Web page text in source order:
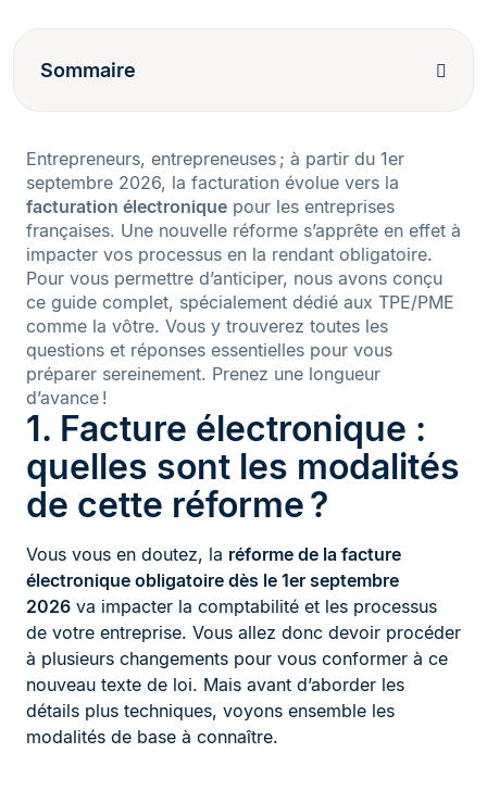
Sommaire
Entrepreneurs, entrepreneuses ; à partir du 1er
septembre 2026, la facturation évolue vers la
facturation électronique pour les entreprises
françaises. Une nouvelle réforme s’apprête en effet à
impacter vos processus en la rendant obligatoire.
Pour vous permettre d’anticiper, nous avons conçu
ce guide complet, spécialement dédié aux TPE/PME
comme la vôtre. Vous y trouverez toutes les
questions et réponses essentielles pour vous
préparer sereinement. Prenez une longueur
d’avance !
1. Facture électronique :
quelles sont les modalités
de cette réforme ?
Vous vous en doutez, la réforme de la facture
électronique obligatoire dès le 1er septembre
2026 va impacter la comptabilité et les processus
de votre entreprise. Vous allez donc devoir procéder
à plusieurs changements pour vous conformer à ce
nouveau texte de loi. Mais avant d’aborder les
détails plus techniques, voyons ensemble les
modalités de base à connaître.